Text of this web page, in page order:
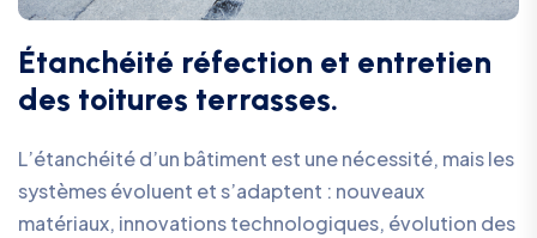
Étanchéité réfection et entretien
des toitures terrasses.
L’étanchéité d’un bâtiment est une nécessité, mais les
systèmes évoluent et s’adaptent : nouveaux
matériaux, innovations technologiques, évolution des